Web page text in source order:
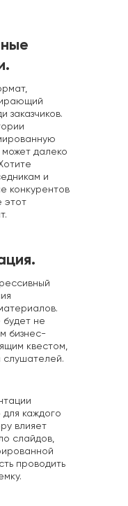
заказчиков.
далеко
и
конкурентов
этот
не
бизнес-
квестом,
слушателей.
каждого
влияет
слайдов,
проводить